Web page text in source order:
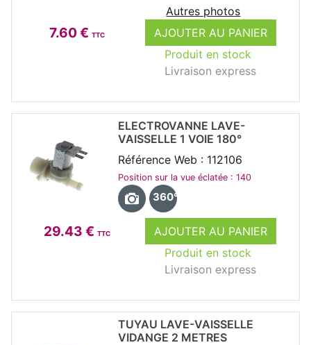
7.60 € TTC
AJOUTER AU PANIER
Produit en stock
Livraison express
Autres photos
29.43 € TTC
AJOUTER AU PANIER
Produit en stock
Livraison express
ELECTROVANNE LAVE-
VAISSELLE 1 VOIE 180°
Référence Web : 112106
Position sur la vue éclatée : 140
360°
TUYAU LAVE-VAISSELLE
VIDANGE 2 METRES